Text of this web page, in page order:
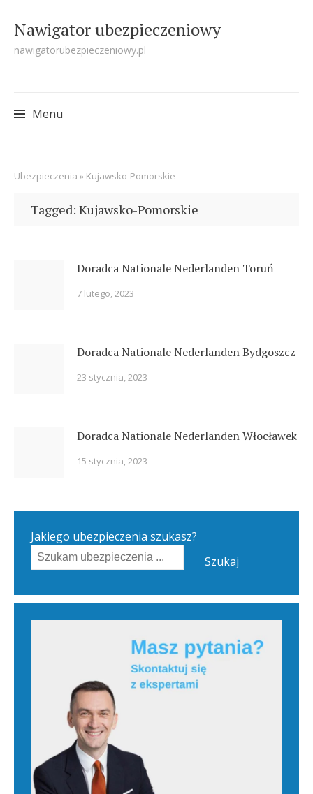
Nawigator ubezpieczeniowy
nawigatorubezpieczeniowy.pl
Menu
to
content
Ubezpieczenia » Kujawsko-Pomorskie
Tagged: Kujawsko-Pomorskie
Doradca Nationale Nederlanden Toruń
7 lutego, 2023
Doradca Nationale Nederlanden Bydgoszcz
23 stycznia, 2023
Doradca Nationale Nederlanden Włocławek
15 stycznia, 2023
Jakiego ubezpieczenia szukasz?
Szukaj